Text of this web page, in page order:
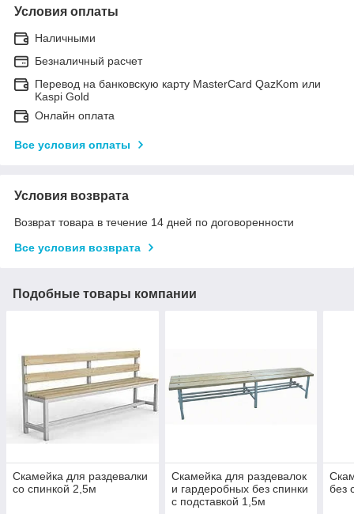
Условия оплаты
Наличными
Безналичный расчет
Перевод на банковскую карту MasterCard QazKom или
Kaspi Gold
Онлайн оплата
Все условия оплаты
Условия возврата
Возврат товара в течение 14 дней по договоренности
Все условия возврата
Подобные товары компании
Скамейка для раздевалки
со спинкой 2,5м
Скамейка для раздевалок
и гардеробных без спинки
с подставкой 1,5м
без